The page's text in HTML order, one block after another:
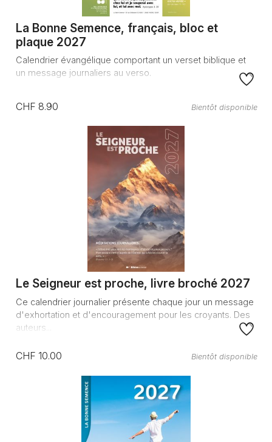
La Bonne Semence, français, bloc et
plaque 2027
Calendrier évangélique comportant un verset biblique et
un message journaliers au verso.
CHF 8.90 Bientôt disponible
Le Seigneur est proche, livre broché 2027
Ce calendrier journalier présente chaque jour un message
d'exhortation et d'encouragement pour les croyants. Des
auteurs...
CHF 10.00 Bientôt disponible